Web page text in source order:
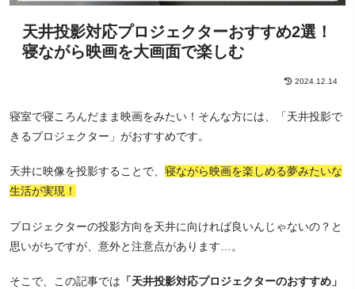
天井投影対応プロジェクターおすすめ2選！
寝ながら映画を大画面で楽しむ
2024.12.14
寝室で寝ころんだまま映画をみたい！そんな方には、「天井投影で
きるプロジェクター」がおすすめです。
天井に映像を投影することで、 寝ながら映画を楽しめる夢みたいな
生活が実現！
プロジェクターの投影方向を天井に向ければ良いんじゃないの？と
思いがちですが、意外と注意点があります…。
そこで、この記事では 「天井投影対応プロジェクターのおすすめ」